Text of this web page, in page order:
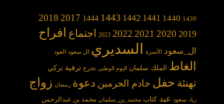
1439
1440
1441
1442
1443
1444
2017
2018
2019
2020
2021
2022
2023 اجتماع افراح
ال_سعود الأسرة السديري ال سعود العود
الغاط الملك سلمان اليوم الوطني تخرج ترقية تركي
تهنئة حفل خادم الحرمين دعوة رمضان زواج
زياد سعود عيد كتاب محمد_بن_سلمان محمد بن عبدالرحمن